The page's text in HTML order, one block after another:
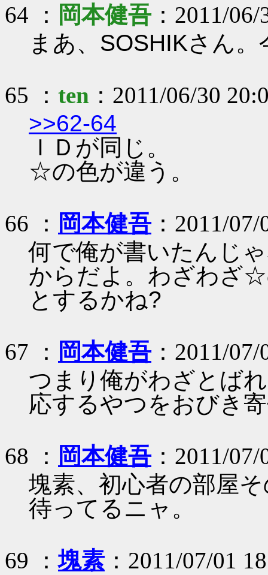
64 ： 岡本健吾：2011/06/
まあ、SOSHIKさん
65 ： ten ：2011/06/30
>>62-64
ＩＤが同じ。
☆の色が違う。
66 ： 岡本健吾：2011/
何で俺が書いたんじ
からだよ。わざわざ
とするかね?
67 ： 岡本健吾：2011/
つまり俺がわざとば
応するやつをおびき
68 ： 岡本健吾：2011/
塊素、初心者の部屋
待ってるニャ。
69 ：塊素：2011/07/01